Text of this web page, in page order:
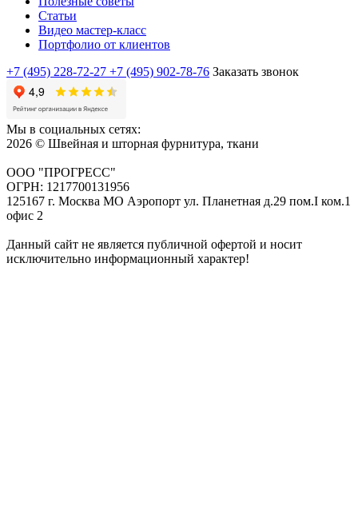
Статьи
Видео мастер-класс
Портфолио от клиентов
+7 (495) 228-72-27 +7 (495) 902-78-76 Заказать звонок
Мы в социальных сетях:
2026 © Швейная и шторная фурнитура, ткани
ООО "ПРОГРЕСС"
ОГРН: 1217700131956
125167 г. Москва МО Аэропорт ул. Планетная д.29 пом.I ком.1
офис 2
Данный сайт не является публичной офертой и носит
исключительно информационный характер!